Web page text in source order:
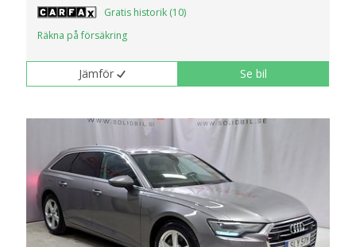
Gratis historik (10)
Räkna på försäkring
Jämför Se bil